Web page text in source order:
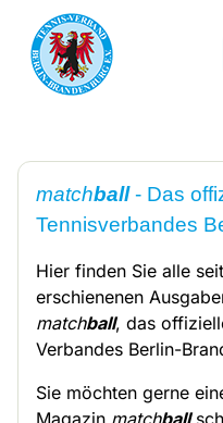
matchball- Das
Tennisverbandes
Hier finden Sie alle
erschienenen
matchball, das
Verbandes Berlin-
Sie möchten gerne
Magazin matchball